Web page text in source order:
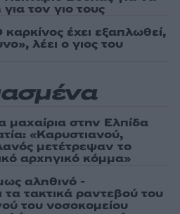
τον γιο τους
έχει εξαπλωθεί,
λέει ο γιος του
μαχαίρια στην Ελπίδα
«Καρυστιανού,
μετέτρεψαν το
αρχηγικό κόμμα»
αληθινό -
τακτικά ραντεβού του
του νοσοκομείου